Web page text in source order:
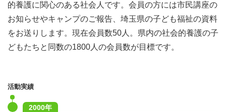
的養護に関心のある社会人です。会員の方には市民講座の
お知らせやキャンプのご報告、埼玉県の子ども福祉の資料
をお送りします。現在会員数50人。県内の社会的養護の子
どもたちと同数の1800人の会員数が目標です。
活動実績
2000年